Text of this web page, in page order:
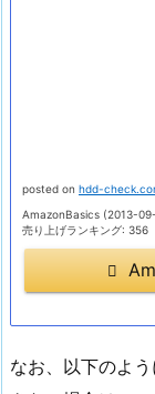
posted on hdd-
AmazonBasics (2013-
売り上げランキング: 356
なお、以下のよ